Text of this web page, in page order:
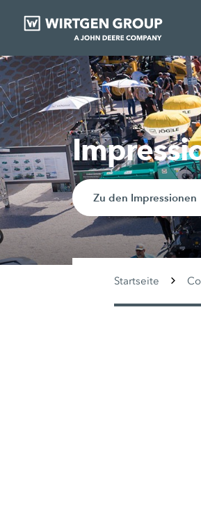
Zu den Impressionen
Startseite